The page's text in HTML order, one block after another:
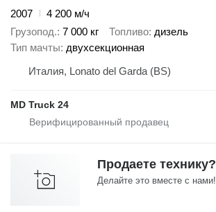
2007
4 200 м/ч
Грузопод. 7 000 кг Топливо дизель
Тип мачты двухсекционная
Италия, Lonato del Garda (BS)
MD Truck 24
Продаете технику?
Делайте это вместе с нами!